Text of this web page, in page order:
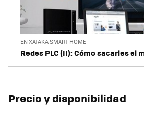
EN XATAKA SMART HOME
Redes PLC (II): Cómo sacarles el
Precio y disponibilidad